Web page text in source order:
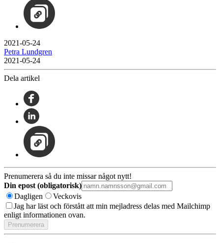
2021-05-24
Petra Lundgren
2021-05-24
Dela artikel
Prenumerera så du inte missar något nytt!
Din epost (obligatorisk)
Dagligen
Veckovis
Jag har läst och förstått att min mejladress delas med Mailchimp
enligt informationen ovan.